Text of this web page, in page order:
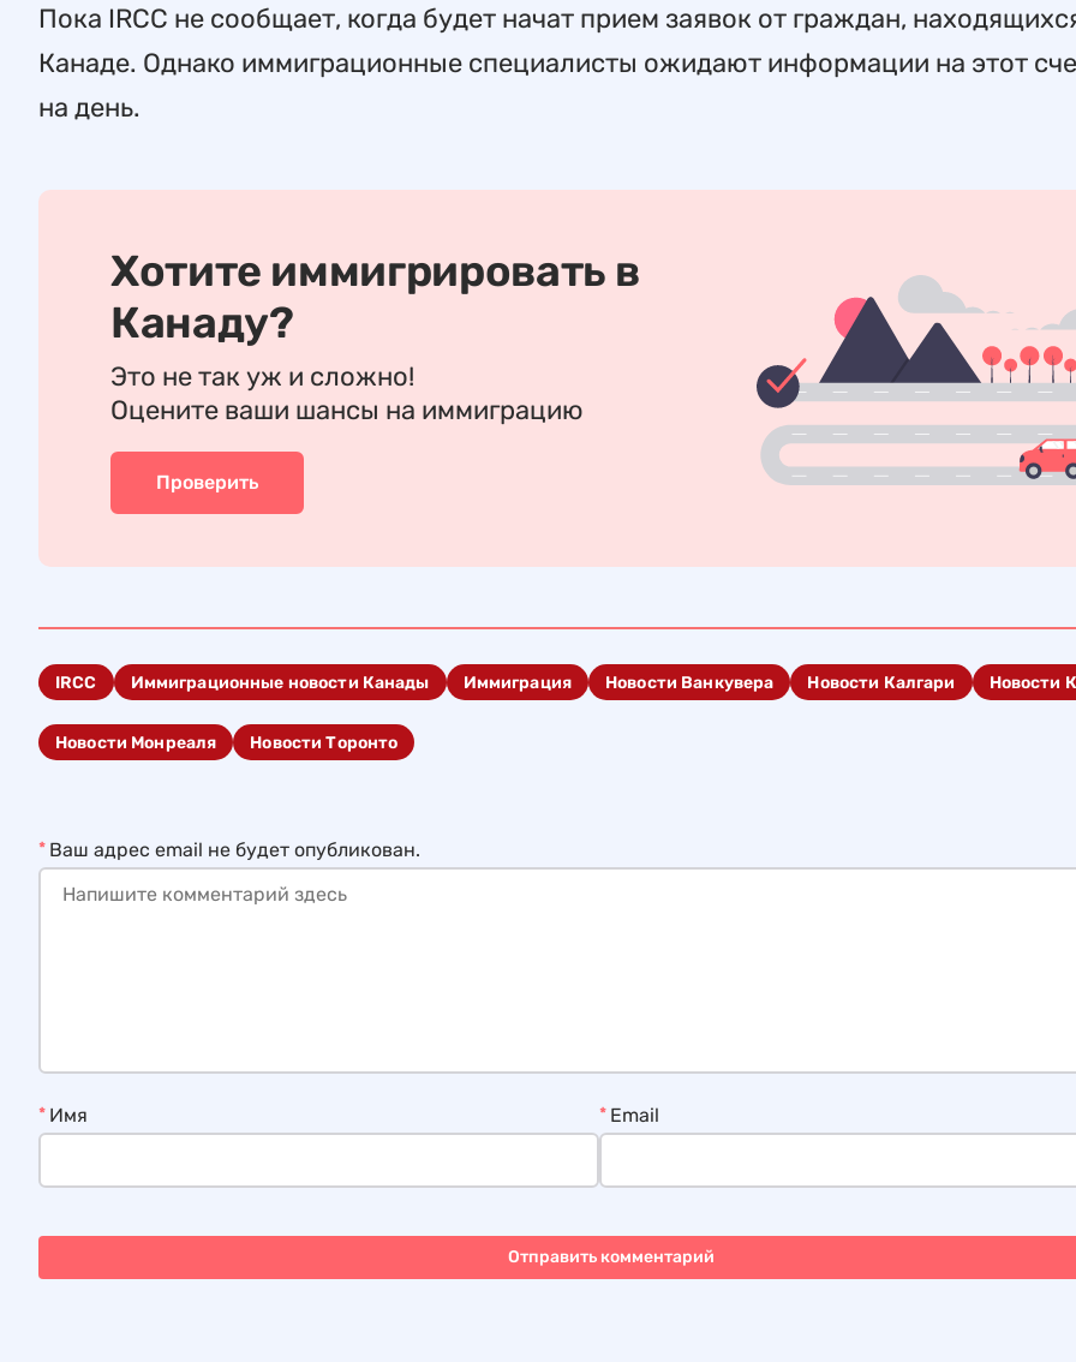
Пока IRCC не сообщает, когда будет начат прием заявок от граждан,
Канаде. Однако иммиграционные специалисты ожидают информации на этот
на день.
Хотите иммигрировать в
Канаду?
Это не так уж и сложно!
Оцените ваши шансы на иммиграцию
Проверить
IRCC Иммиграционные новости Канады Иммиграция Новости Ванкувера Новости Калгари Новости
Новости Монреаля Новости Торонто
Ваш адрес email не будет опубликован.
*
Имя
* Email
*